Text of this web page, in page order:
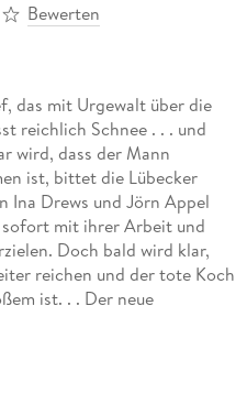
Bewerten
das mit Urgewalt über die
reichlich Schnee . . . und
wird, dass der Mann
ist, bittet die Lübecker
Ina Drews und Jörn Appel
mit ihrer Arbeit und
Doch bald wird klar,
reichen und der tote Koch
ist. . . Der neue